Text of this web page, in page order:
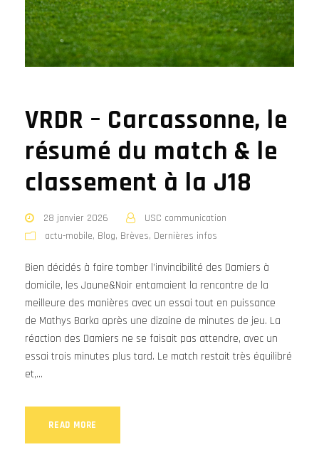
VRDR – Carcassonne, le
résumé du match & le
classement à la J18
28 janvier 2026
USC communication
actu-mobile, Blog, Brèves, Dernières infos
Bien décidés à faire tomber l’invincibilité des Damiers à
domicile, les Jaune&Noir entamaient la rencontre de la
meilleure des manières avec un essai tout en puissance
de Mathys Barka après une dizaine de minutes de jeu. La
réaction des Damiers ne se faisait pas attendre, avec un
essai trois minutes plus tard. Le match restait très équilibré
et,...
READ MORE